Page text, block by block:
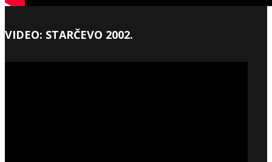
VIDEO: STARČEVO 2002.